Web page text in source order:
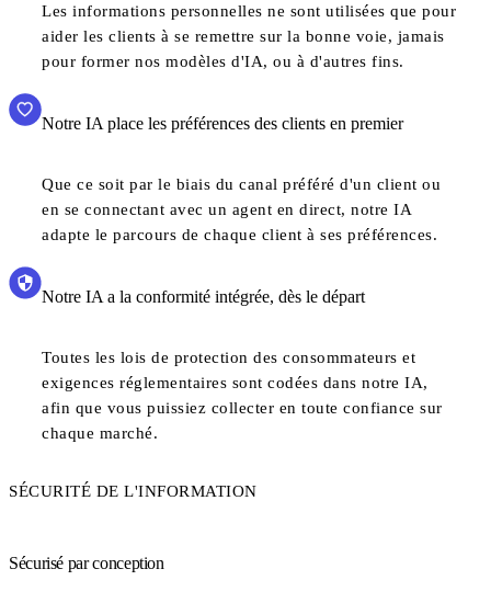
Les informations personnelles ne sont utilisées que pour
aider les clients à se remettre sur la bonne voie, jamais
pour former nos modèles d'IA, ou à d'autres fins.
Notre IA place les préférences des clients en premier
Que ce soit par le biais du canal préféré d'un client ou
en se connectant avec un agent en direct, notre IA
adapte le parcours de chaque client à ses préférences.
Notre IA a la conformité intégrée, dès le départ
Toutes les lois de protection des consommateurs et
exigences réglementaires sont codées dans notre IA,
afin que vous puissiez collecter en toute confiance sur
chaque marché.
SÉCURITÉ DE L'INFORMATION
Sécurisé par conception